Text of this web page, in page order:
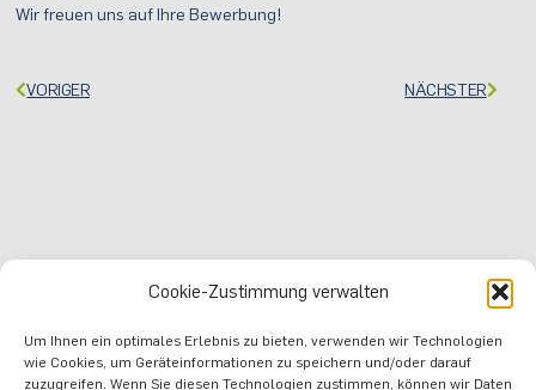
Cookie-Zustimmung verwalten
Um Ihnen ein optimales Erlebnis zu bieten, verwenden wir Technologien
wie Cookies, um Geräteinformationen zu speichern und/oder darauf
zuzugreifen. Wenn Sie diesen Technologien zustimmen, können wir Daten
Wir freuen uns auf Ihre Bewerbung!
VORIGER NÄCHSTER